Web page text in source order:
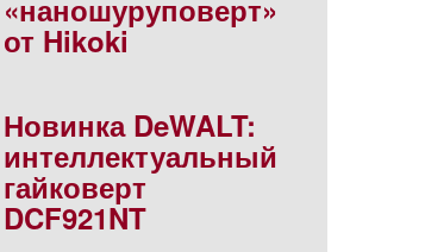
«наношуруповерт»
от Hikoki
Новинка DeWALT:
интеллектуальный
гайковерт
DCF921NT